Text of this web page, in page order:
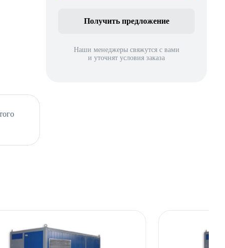
Получить предложение
Наши менеджеры свяжутся с вами
и уточнят условия заказа